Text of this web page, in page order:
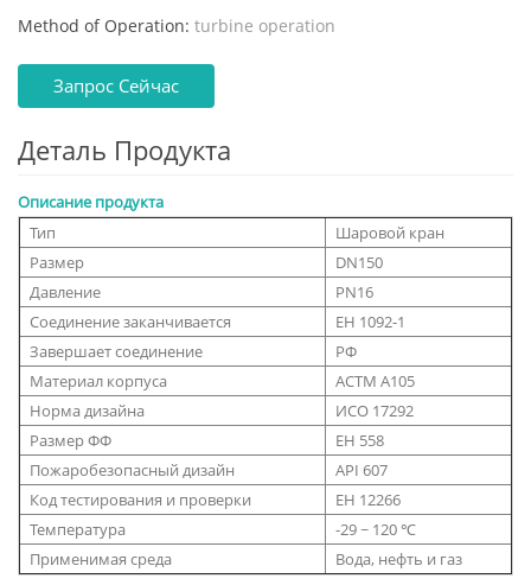
Method of Operation: turbine operation
Запрос Сейчас
Деталь Продукта
Описание продукта
Тип
Шаровой кран
Размер
DN150
Давление
PN16
Соединение заканчивается
ЕН 1092-1
Завершает соединение
РФ
Материал корпуса
АСТМ А105
Норма дизайна
ИСО 17292
Размер ФФ
ЕН 558
Пожаробезопасный дизайн
API 607
Код тестирования и проверки
ЕН 12266
Температура
-29 ~ 120 ℃
Применимая среда
Вода, нефть и газ